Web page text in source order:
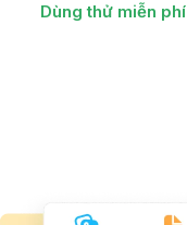
Dùng thử miễn phí